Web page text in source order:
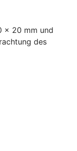
x 20 mm und
des